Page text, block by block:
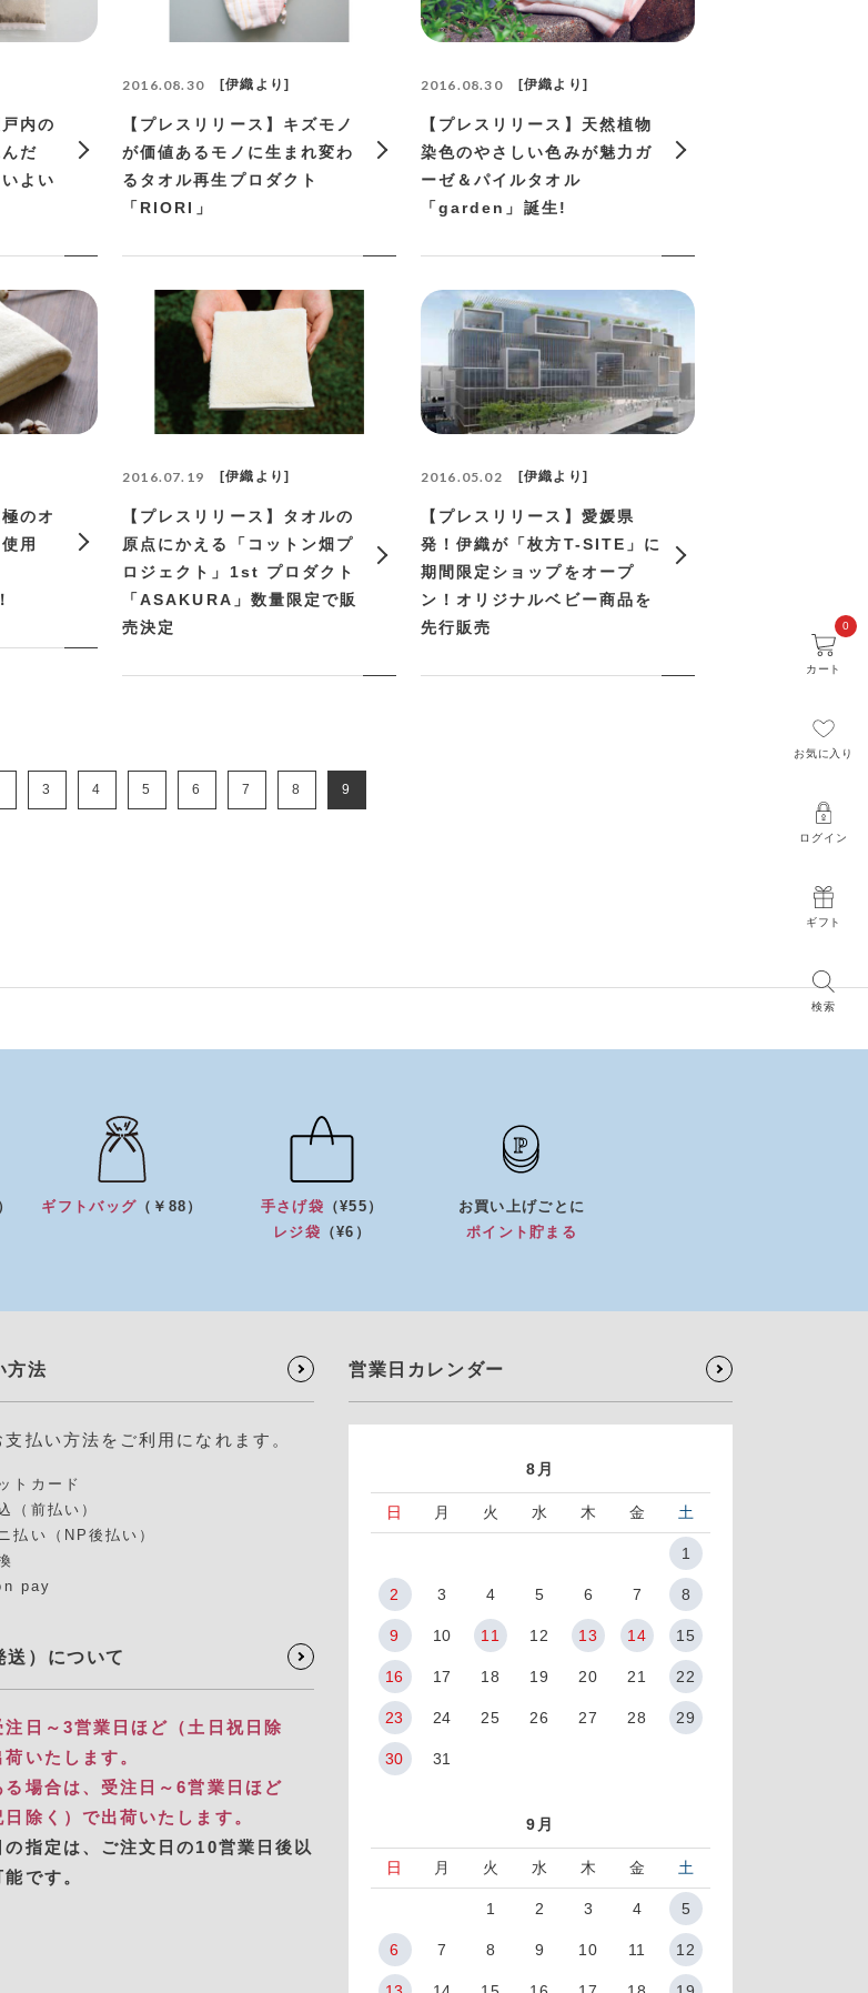
検索
ギフト
ログイン
お気に入り
カート
0
内の
だ
よい
2016.08.30 伊織より
【プレスリリース】キズモノ
が価値あるモノに生まれ変わ
るタオル再生プロダクト
「RIORI」
2016.08.30 伊織より
【プレスリリース】天然植物
染色のやさしい色みが魅力ガ
ーゼ＆パイルタオル
「garden」誕生!
のオ
用
2016.07.19 伊織より
【プレスリリース】タオルの
原点にかえる「コットン畑プ
ロジェクト」1st プロダクト
「ASAKURA」数量限定で販
売決定
2016.05.02 伊織より
【プレスリリース】愛媛県
発！伊織が「枚方T-SITE」に
期間限定ショップをオープ
ン！オリジナルベビー商品を
先行販売
3 4 5 6 7 8 9
ギフトバッグ （￥88） 手さげ袋 （¥55）
レジ袋 （¥6）
お買い上げごとに
ポイント貯まる
方法
支払い方法をご利用になれます。
トカード
（前払い）
払い（NP後払い）
pay
送）について
注日～3営業日ほど（土日祝日除
荷いたします。
る場合は、受注日～6営業日ほど
日除く）で出荷いたします。
の指定は、​ご注文日の10営業日後以
です。
営業日カレンダー
8月
日 月 火 水 木 金 土
1
2 3 4 5 6 7 8
9 10 11 12 13 14 15
16 17 18 19 20 21 22
23 24 25 26 27 28 29
30 31
9月
日 月 火 水 木 金 土
1 2 3 4 5
6 7 8 9 10 11 12